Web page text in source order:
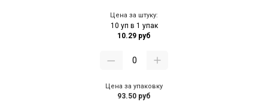
Цена за штуку:
10 уп в 1 упак
10.29 руб
Цена за упаковку
93.50 руб